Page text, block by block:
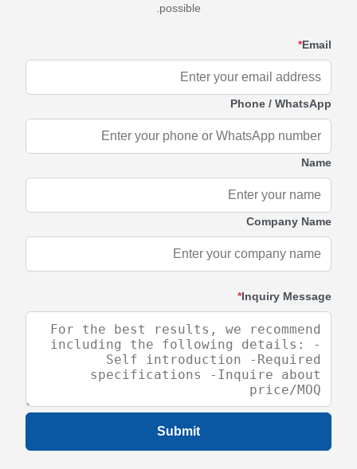
possible.
Email
*
Phone / WhatsApp
Name
Company Name
Inquiry Message
*
Submit